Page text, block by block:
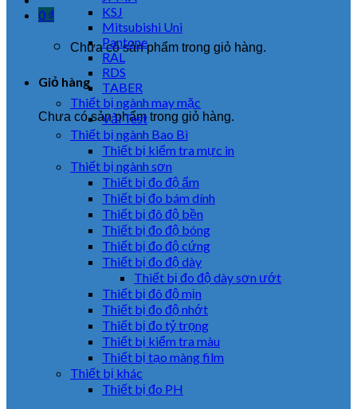
0 ₫
Chưa có sản phẩm trong giỏ hàng.
Giỏ hàng
Chưa có sản phẩm trong giỏ hàng.
KSJ
Mitsubishi Uni
Pantone
RAL
RDS
TABER
Thiết bị ngành may mặc
Vải Test
Thiết bị ngành Bao Bì
Thiết bị kiểm tra mực in
Thiết bị ngành sơn
Thiết bị đo độ ẩm
Thiết bị đo bám dính
Thiết bị đô độ bền
Thiết bị đo độ bóng
Thiết bị đo độ cứng
Thiết bị đo độ dày
Thiết bị đo độ dày sơn ướt
Thiết bị đô độ mịn
Thiết bị đo độ nhớt
Thiết bị đo tỷ trọng
Thiết bị kiểm tra màu
Thiết bị tạo màng film
Thiết bị khác
Thiết bị đo PH